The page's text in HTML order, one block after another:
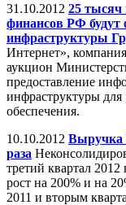
31.10.2012 25 тысяч
финансов РФ будут
инфраструктуры
Интернет»,
аукцион
предоставление
инфраструктуры
обеспечения.
10.10.2012 Выручка
раза
третий квартал 2012
рост на 200% и на
2011 и вторым